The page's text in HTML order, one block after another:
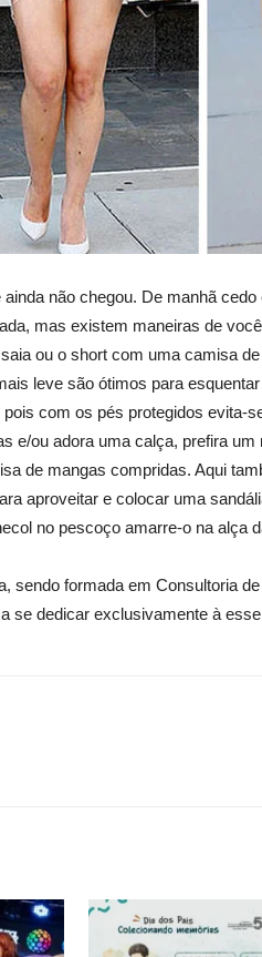
não chegou. De manhã
mas existem maneiras de
ou o short com uma camisa
leve são ótimos para
com os pés protegidos evita-
e/ou adora uma calça, prefira
de mangas compridas. Aqui
aproveitar e colocar uma
no pescoço amarre-o na alça
sendo formada em Consultoria
se dedicar exclusivamente à